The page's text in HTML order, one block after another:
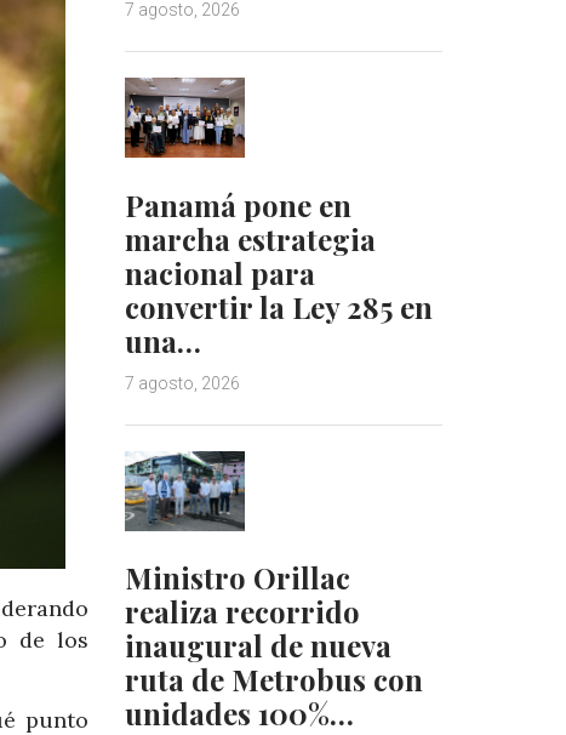
de los
punto
7 agosto, 2026
Panamá pone en
marcha estrategia
nacional para
convertir la Ley 285 en
una…
7 agosto, 2026
Ministro Orillac
realiza recorrido
inaugural de nueva
ruta de Metrobus con
unidades 100%…